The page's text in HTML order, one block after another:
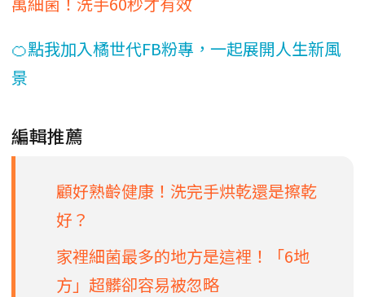
🍊點我加入橘世代FB粉專，一起展開人生新風
景
編輯推薦
顧好熟齡健康！洗完手烘乾還是擦乾
好？
家裡細菌最多的地方是這裡！「6地
方」超髒卻容易被忽略